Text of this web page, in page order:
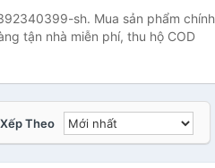
sh. Mua sản phẩm chính
tận nhà miễn phí, thu hộ COD
Theo